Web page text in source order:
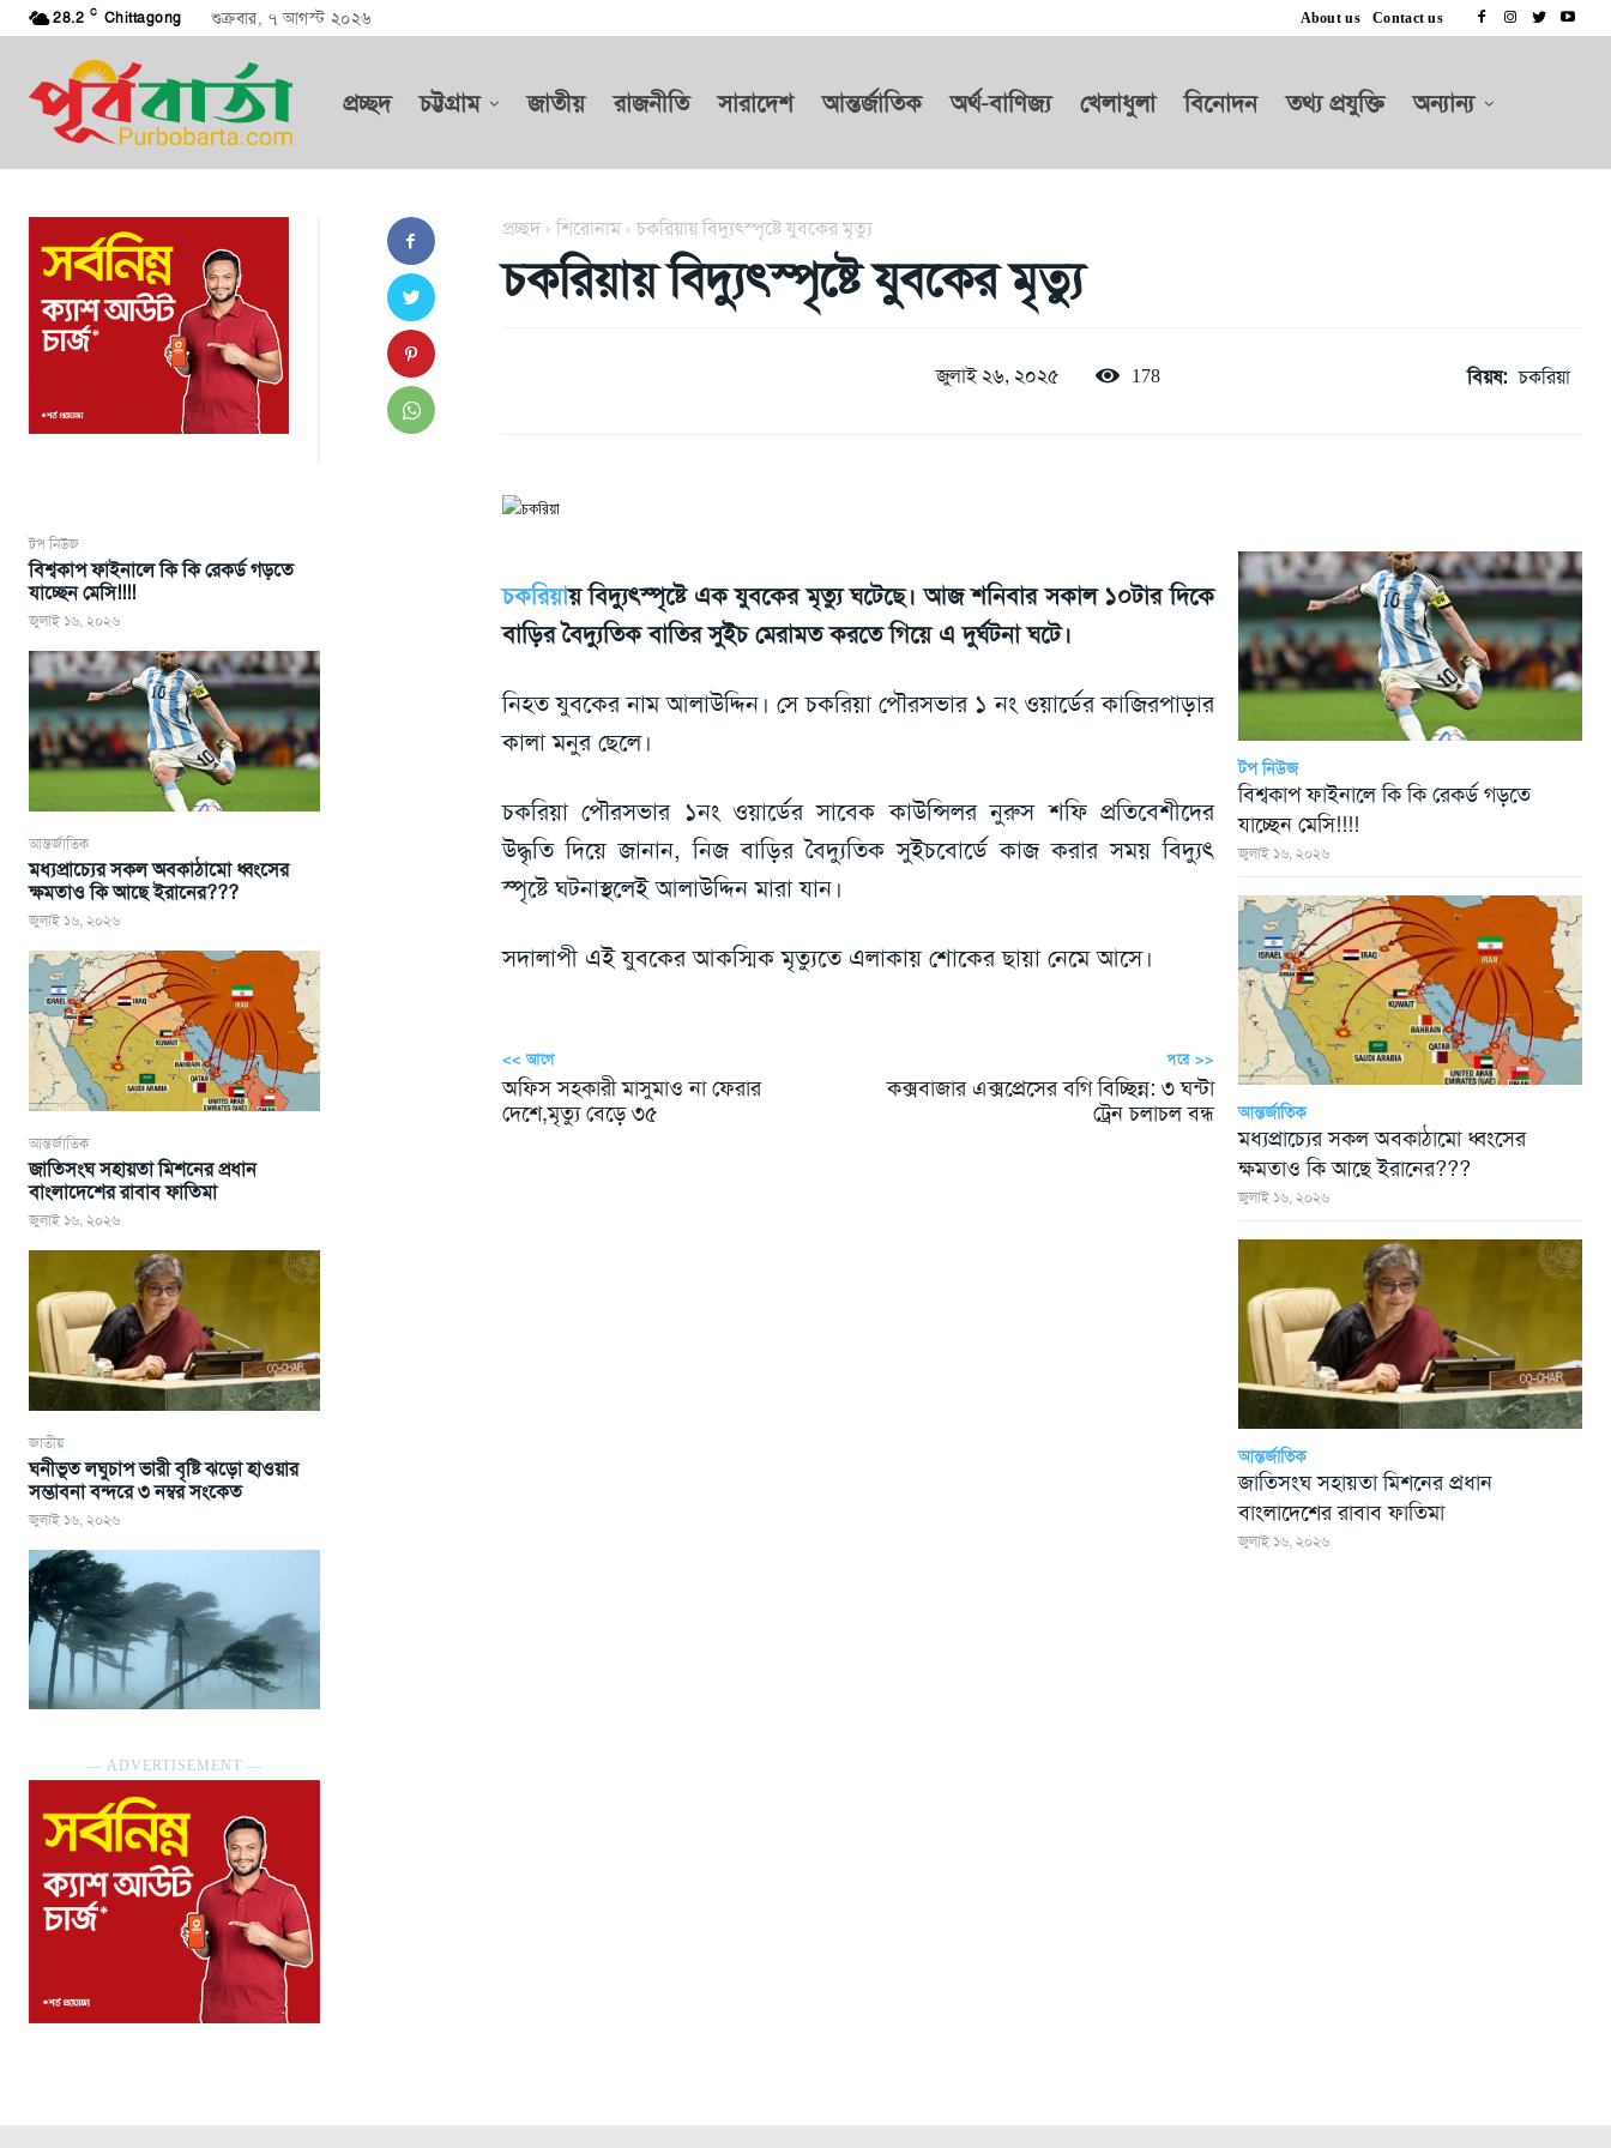
28.2 C Chittagong শুক্রবার, ৭ আগস্ট ২০২৬ About us Contact us
প্রচ্ছদ চট্টগ্রাম জাতীয় রাজনীতি সারাদেশ আন্তর্জাতিক অর্থ-বাণিজ্য খেলাধুলা বিনোদন তথ্য প্রযুক্তি অন্যান্য
টপ নিউজ
বিশ্বকাপ ফাইনালে কি কি রেকর্ড গড়তে
যাচ্ছেন মেসি!!!!
জুলাই ১৬, ২০২৬
আন্তর্জাতিক
মধ্যপ্রাচ্যের সকল অবকাঠামো ধ্বংসের
ক্ষমতাও কি আছে ইরানের???
জুলাই ১৬, ২০২৬
আন্তর্জাতিক
জাতিসংঘ সহায়তা মিশনের প্রধান
বাংলাদেশের রাবাব ফাতিমা
জুলাই ১৬, ২০২৬
জাতীয়
ঘনীভূত লঘুচাপ ভারী বৃষ্টি ঝড়ো হাওয়ার
সম্ভাবনা বন্দরে ৩ নম্বর সংকেত
জুলাই ১৬, ২০২৬
― ADVERTISEMENT ―
প্রচ্ছদ শিরোনাম চকরিয়ায় বিদ্যুৎস্পৃষ্টে যুবকের মৃত্যু
চকরিয়ায় বিদ্যুৎস্পৃষ্টে যুবকের মৃত্যু
জুলাই ২৬, ২০২৫ 178 বিয়ষ: চকরিয়া
চকরিয়ায় বিদ্যুৎস্পৃষ্টে এক যুবকের মৃত্যু ঘটেছে। আজ শনিবার সকাল ১০টার দিকে
বাড়ির বৈদ্যুতিক বাতির সুইচ মেরামত করতে গিয়ে এ দুর্ঘটনা ঘটে।
নিহত যুবকের নাম আলাউদ্দিন। সে চকরিয়া পৌরসভার ১ নং ওয়ার্ডের কাজিরপাড়ার
কালা মনুর ছেলে।
চকরিয়া পৌরসভার ১নং ওয়ার্ডের সাবেক কাউন্সিলর নুরুস শফি প্রতিবেশীদের
উদ্ধৃতি দিয়ে জানান, নিজ বাড়ির বৈদ্যুতিক সুইচবোর্ডে কাজ করার সময় বিদ্যুৎ
স্পৃষ্টে ঘটনাস্থলেই আলাউদ্দিন মারা যান।
সদালাপী এই যুবকের আকস্মিক মৃত্যুতে এলাকায় শোকের ছায়া নেমে আসে।
<< আগে
অফিস সহকারী মাসুমাও না ফেরার
দেশে,মৃত্যু বেড়ে ৩৫
পরে >>
কক্সবাজার এক্সপ্রেসের বগি বিচ্ছিন্ন: ৩ ঘন্টা
ট্রেন চলাচল বন্ধ
টপ নিউজ
বিশ্বকাপ ফাইনালে কি কি রেকর্ড গড়তে
যাচ্ছেন মেসি!!!!
জুলাই ১৬, ২০২৬
আন্তর্জাতিক
মধ্যপ্রাচ্যের সকল অবকাঠামো ধ্বংসের
ক্ষমতাও কি আছে ইরানের???
জুলাই ১৬, ২০২৬
আন্তর্জাতিক
জাতিসংঘ সহায়তা মিশনের প্রধান
বাংলাদেশের রাবাব ফাতিমা
জুলাই ১৬, ২০২৬